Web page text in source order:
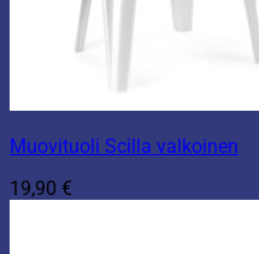
Muovituoli Scilla valkoinen
19,90 €